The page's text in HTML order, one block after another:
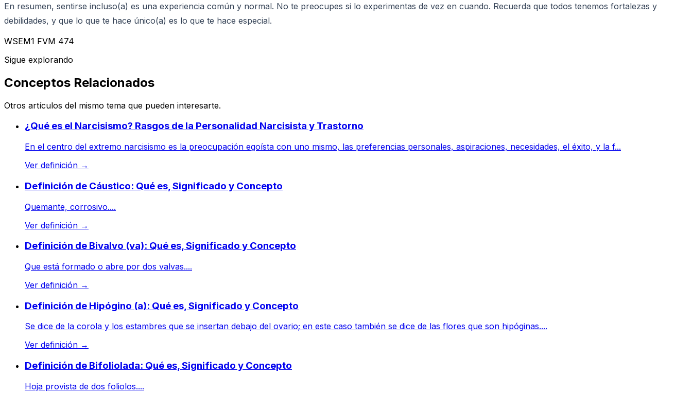
En resumen, sentirse incluso(a) es una experiencia común y normal. No te preocupes si lo experimentas de vez en cuando. Recuerda que todos tenemos fortalezas y
debilidades, y que lo que te hace único(a) es lo que te hace especial.
WSEM1 FVM 474
Sigue explorando
Conceptos Relacionados
Otros artículos del mismo tema que pueden interesarte.
¿Qué es el Narcisismo? Rasgos de la Personalidad Narcisista y Trastorno
En el centro del extremo narcisismo es la preocupación egoísta con uno mismo, las preferencias personales, aspiraciones, necesidades, el éxito, y la f...
Ver definición →
Definición de Cáustico: Qué es, Significado y Concepto
Quemante, corrosivo....
Ver definición →
Definición de Bivalvo (va): Qué es, Significado y Concepto
Que está formado o abre por dos valvas....
Ver definición →
Definición de Hipógino (a): Qué es, Significado y Concepto
Se dice de la corola y los estambres que se insertan debajo del ovario; en este caso también se dice de las flores que son hipóginas....
Ver definición →
Definición de Bifoliolada: Qué es, Significado y Concepto
Hoja provista de dos foliolos....